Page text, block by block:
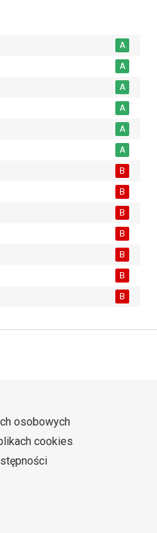
A
A
A
A
A
A
B
B
B
B
B
B
B
osobowych
cookies